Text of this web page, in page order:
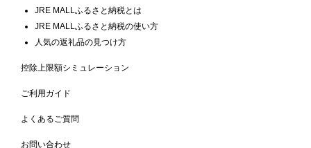
JRE MALLふるさと納税とは
JRE MALLふるさと納税の使い方
人気の返礼品の見つけ方
控除上限額シミュレーション
ご利用ガイド
よくあるご質問
お問い合わせ